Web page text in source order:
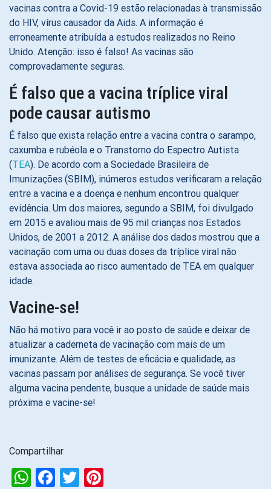
vacinas contra a Covid-19 estão relacionadas à transmissão
do HIV, vírus causador da Aids. A informação é
erroneamente atribuída a estudos realizados no Reino
Unido. Atenção: isso é falso! As vacinas são
comprovadamente seguras.
É falso que a vacina tríplice viral
pode causar autismo
É falso que exista relação entre a vacina contra o sarampo,
caxumba e rubéola e o Transtorno do Espectro Autista
(TEA). De acordo com a Sociedade Brasileira de
Imunizações (SBIM), inúmeros estudos verificaram a relação
entre a vacina e a doença e nenhum encontrou qualquer
evidência. Um dos maiores, segundo a SBIM, foi divulgado
em 2015 e avaliou mais de 95 mil crianças nos Estados
Unidos, de 2001 a 2012. A análise dos dados mostrou que a
vacinação com uma ou duas doses da tríplice viral não
estava associada ao risco aumentado de TEA em qualquer
idade.
Vacine-se!
Não há motivo para você ir ao posto de saúde e deixar de
atualizar a caderneta de vacinação com mais de um
imunizante. Além de testes de eficácia e qualidade, as
vacinas passam por análises de segurança. Se você tiver
alguma vacina pendente, busque a unidade de saúde mais
próxima e vacine-se!
Compartilhar
WhatsApp
Facebook
Twitter